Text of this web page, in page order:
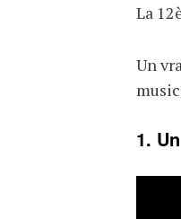
La
Un
1.